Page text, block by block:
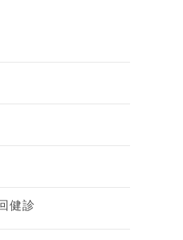
健診